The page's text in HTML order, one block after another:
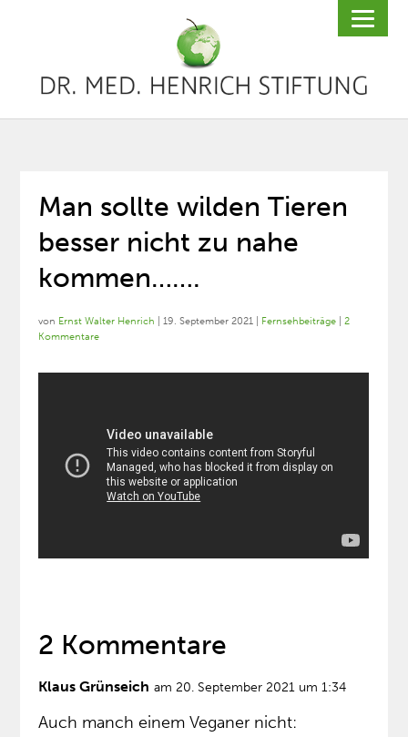
Man sollte wilden Tieren
besser nicht zu nahe
kommen…….
von Ernst Walter Henrich |19. September 2021 Fernsehbeiträge |2
Kommentare
2 Kommentare
Klaus Grünseich am 20. September 2021 um 1:34
Auch manch einem Veganer nicht: